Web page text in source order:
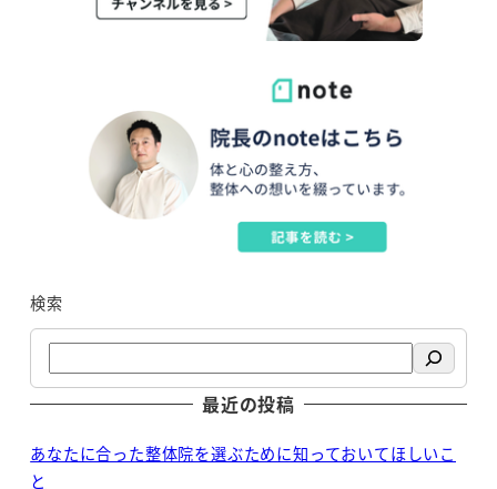
検索
最近の投稿
あなたに合った整体院を選ぶために知っておいてほしいこ
と